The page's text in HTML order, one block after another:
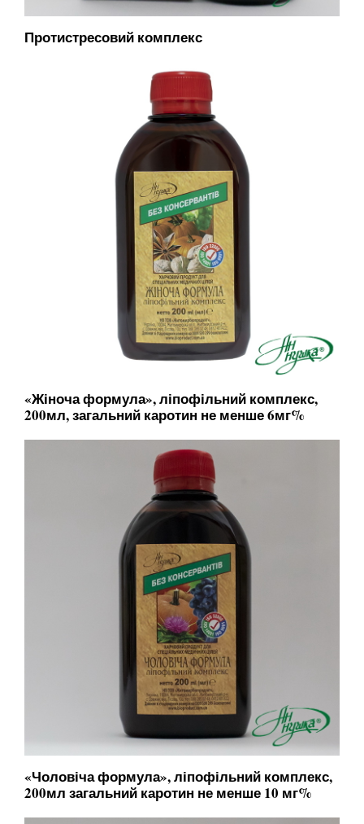
Протистресовий комплекс
«Жіноча формула», ліпофільний комплекс,
200мл, загальний каротин не менше 6мг%
«Чоловіча формула», ліпофільний комплекс,
200мл загальний каротин не менше 10 мг%